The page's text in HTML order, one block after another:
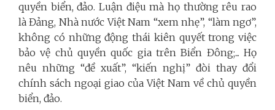
quyền biển, đảo. Luận điệu mà họ thường rêu rao
là Đảng, Nhà nước Việt Nam “xem nhẹ”, “làm ngơ”,
không có những động thái kiên quyết trong việc
bảo vệ chủ quyền quốc gia trên Biển Đông;... Họ
nêu những “đề xuất”, “kiến nghị” đòi thay đổi
chính sách ngoại giao của Việt Nam về chủ quyền
biển, đảo.